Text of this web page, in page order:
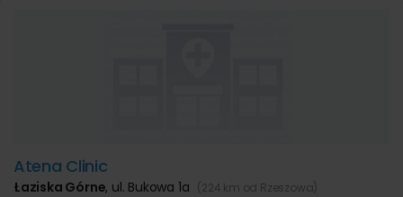
Atena Clinic
Łaziska Górne, ul. Bukowa 1a (224 km od Rzeszowa)